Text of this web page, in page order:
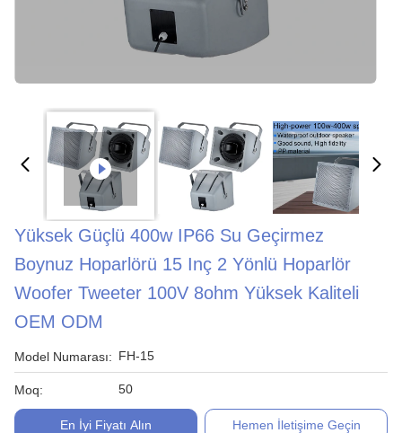
Yüksek Güçlü 400w IP66 Su Geçirmez
Boynuz Hoparlörü 15 Inç 2 Yönlü Hoparlör
Woofer Tweeter 100V 8ohm Yüksek Kaliteli
OEM ODM
Model Numarası: FH-15
Moq: 50
En İyi Fiyatı Alın Hemen İletişime Geçin